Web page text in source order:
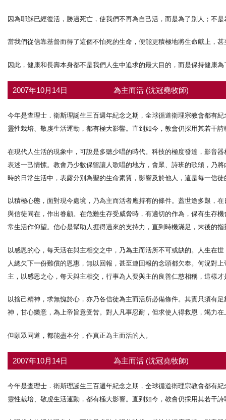
因為耶穌已經復活，勝過死亡，使我們不再為自己活，而是為了別人；不
當我們從信靠基督而得了這個不怕死的生命，便能更積極地將生命獻上，
因此，健康和長壽本身都不是我們人生中追求的最大目的，而是保持健康
2007年10月14日 為主而活 (沈冠堯牧師)
今年是查理士．衛斯理誕生三百週年紀念之期，全球循道衛理宗教會都有
靈性栽培、敬虔生活運動，都有極大影響。直到如今，教會仍採用其若干
在現代人生活的現象中，可說是多聽少唱的時代。科技的極度發達，影音
表述一己情愫。教會乃少數保留讓人歌唱的地方，會眾、詩班的歌頌，乃
時的日常生活中，表露分別為聖的生命素質，影響及於他人，這是每一信
以積極心態，面對現今處境，乃為主而活者應持有的條件。蓋世途多艱，
與信徒同在，作出眷顧。在危難生存受威脅時，有適切的作為，保有生存
常生活作仰望。信心是幫助人捱得過來的支持力，直到時機滿足，末後的
以感恩的心，每天活在與主相交之中，乃為主而活所不可或缺的。人生在
人總欠下一份難償的恩惠，無以回報，甚至連回報的念頭都欠奉。何況對
主，以感恩之心，每天與主相交，行事為人要與主的良善仁慈相稱，這樣
以捨己精神，求無愧於心，亦乃各信徒為主而活所必備條件。其實只須有
神，甘心樂意，為上帝旨意受苦。對人凡事忍耐，但求使人得救恩，竭力
但願眾同道，都能盡本分，作真正為主而活的人。
2007年10月14日 為主而活 (沈冠堯牧師)
今年是查理士．衛斯理誕生三百週年紀念之期，全球循道衛理宗教會都有
靈性栽培、敬虔生活運動，都有極大影響。直到如今，教會仍採用其若干